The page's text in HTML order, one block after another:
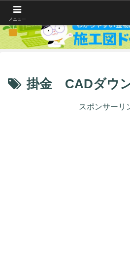
掛金 CADダウ
スポンサーリ
メニュー